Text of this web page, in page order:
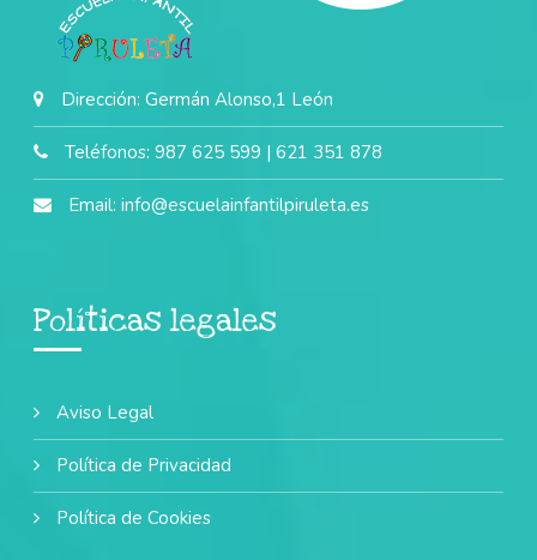
Dirección: Germán Alonso,1 León
Teléfonos: 987 625 599 | 621 351 878
Email:info@escuelainfantilpiruleta.es
Políticas legales
Aviso Legal
Política de Privacidad
Política de Cookies